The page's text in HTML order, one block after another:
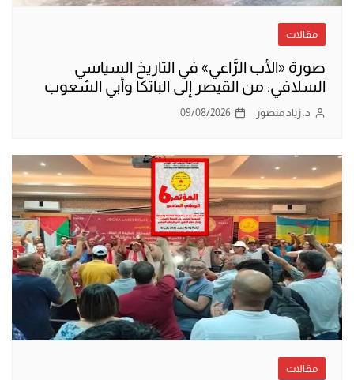
مقالات
صورة «الأب الرَّاعي» في التاريخ السياسي
السلافي: من القيصر إلى الباتكا وأبي الشعوب
د. زياد منصور 09/08/2026
مقالات